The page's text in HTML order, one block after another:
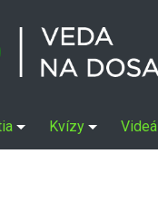
Kvízy Videá